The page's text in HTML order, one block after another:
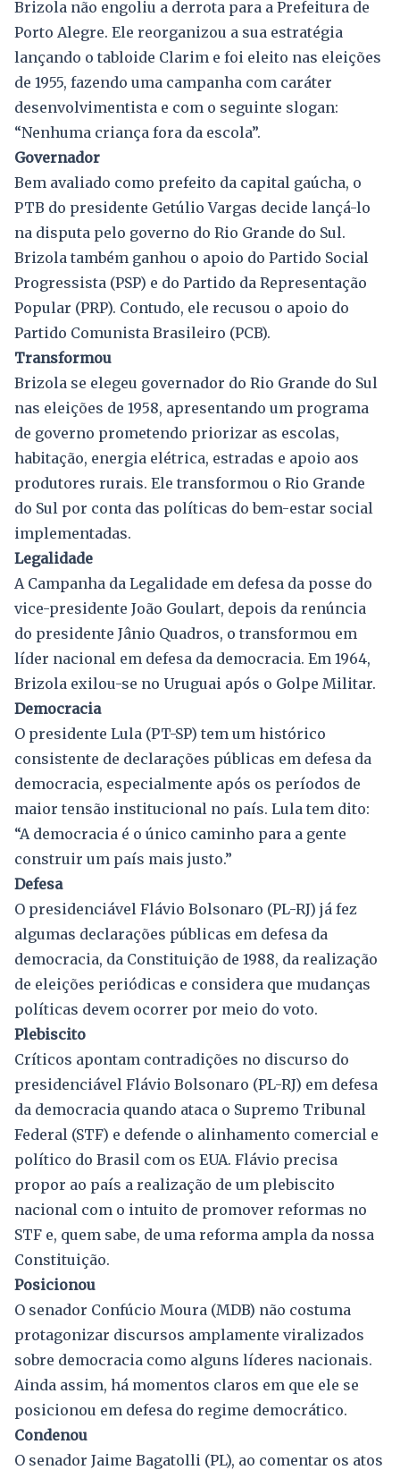
Brizola não engoliu a derrota para a Prefeitura de
Porto Alegre. Ele reorganizou a sua estratégia
lançando o tabloide Clarim e foi eleito nas eleições
de 1955, fazendo uma campanha com caráter
desenvolvimentista e com o seguinte slogan:
“Nenhuma criança fora da escola”.
Governador
Bem avaliado como prefeito da capital gaúcha, o
PTB do presidente Getúlio Vargas decide lançá-lo
na disputa pelo governo do Rio Grande do Sul.
Brizola também ganhou o apoio do Partido Social
Progressista (PSP) e do Partido da Representação
Popular (PRP). Contudo, ele recusou o apoio do
Partido Comunista Brasileiro (PCB).
Transformou
Brizola se elegeu governador do Rio Grande do Sul
nas eleições de 1958, apresentando um programa
de governo prometendo priorizar as escolas,
habitação, energia elétrica, estradas e apoio aos
produtores rurais. Ele transformou o Rio Grande
do Sul por conta das políticas do bem-estar social
implementadas.
Legalidade
A Campanha da Legalidade em defesa da posse do
vice-presidente João Goulart, depois da renúncia
do presidente Jânio Quadros, o transformou em
líder nacional em defesa da democracia. Em 1964,
Brizola exilou-se no Uruguai após o Golpe Militar.
Democracia
O presidente Lula (PT-SP) tem um histórico
consistente de declarações públicas em defesa da
democracia, especialmente após os períodos de
maior tensão institucional no país. Lula tem dito:
“A democracia é o único caminho para a gente
construir um país mais justo.”
Defesa
O presidenciável Flávio Bolsonaro (PL-RJ) já fez
algumas declarações públicas em defesa da
democracia, da Constituição de 1988, da realização
de eleições periódicas e considera que mudanças
políticas devem ocorrer por meio do voto.
Plebiscito
Críticos apontam contradições no discurso do
presidenciável Flávio Bolsonaro (PL-RJ) em defesa
da democracia quando ataca o Supremo Tribunal
Federal (STF) e defende o alinhamento comercial e
político do Brasil com os EUA. Flávio precisa
propor ao país a realização de um plebiscito
nacional com o intuito de promover reformas no
STF e, quem sabe, de uma reforma ampla da nossa
Constituição.
Posicionou
O senador Confúcio Moura (MDB) não costuma
protagonizar discursos amplamente viralizados
sobre democracia como alguns líderes nacionais.
Ainda assim, há momentos claros em que ele se
posicionou em defesa do regime democrático.
Condenou
O senador Jaime Bagatolli (PL), ao comentar os atos